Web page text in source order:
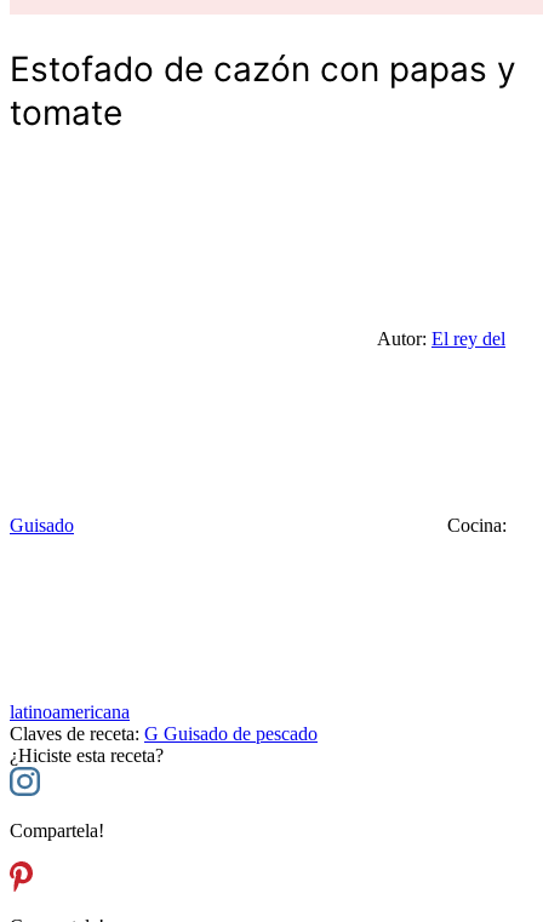
Estofado de cazón con papas y
tomate
Autor: El rey del
Guisado Cocina:
latinoamericana
Claves de receta: G Guisado de pescado
¿Hiciste esta receta?
Compartela!